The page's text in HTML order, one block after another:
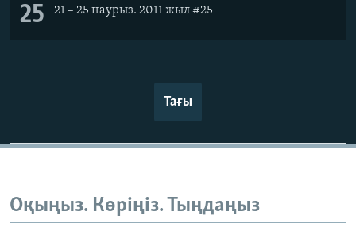
25 21 – 25 наурыз. 2011 жыл #25
Тағы
Оқыңыз. Көріңіз. Тыңдаңыз